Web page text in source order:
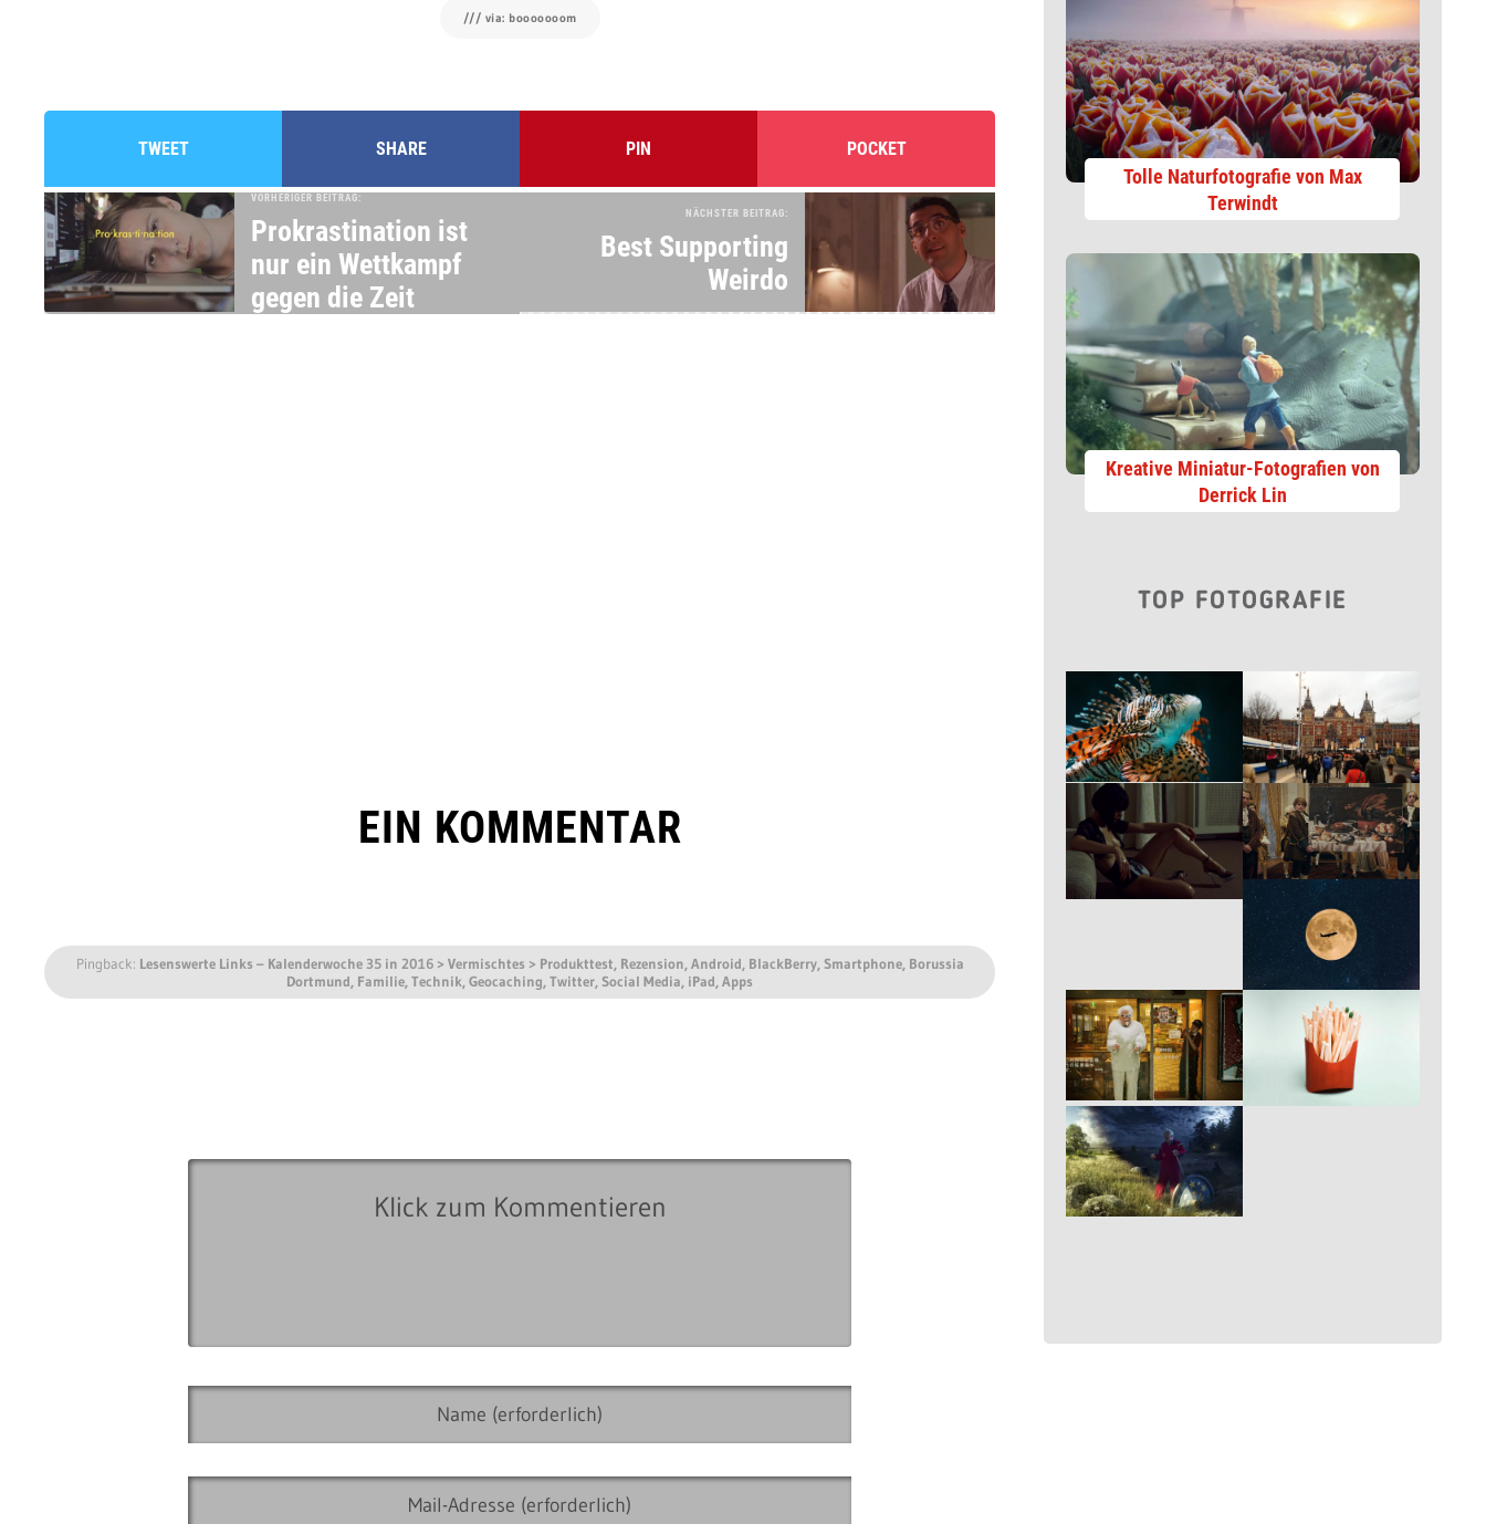
/// via: booooooom
TWEET SHARE PIN POCKET
VORHERIGER BEITRAG:
Prokrastination ist
nur ein Wettkampf
gegen die Zeit
NÄCHSTER BEITRAG:
Best Supporting
Weirdo
EIN KOMMENTAR
Pingback: Lesenswerte Links – Kalenderwoche 35 in 2016 > Vermischtes > Produkttest, Rezension, Android, BlackBerry, Smartphone, Borussia
Dortmund, Familie, Technik, Geocaching, Twitter, Social Media, iPad, Apps
Tolle Naturfotografie von Max
Terwindt
Kreative Miniatur-Fotografien von
Derrick Lin
TOP FOTOGRAFIE